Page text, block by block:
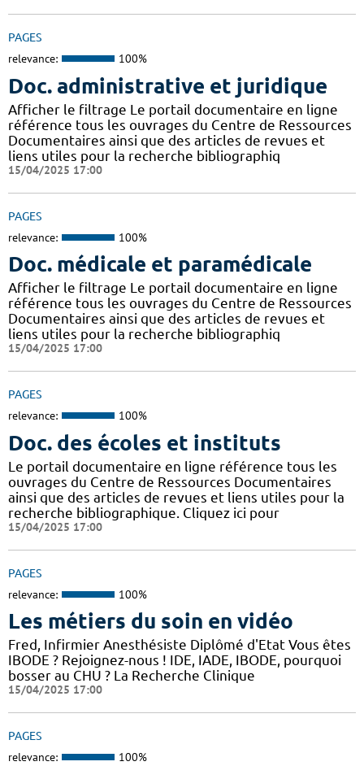
PAGES
relevance: 100%
Doc. administrative et juridique
Afficher le filtrage Le portail documentaire en ligne
référence tous les ouvrages du Centre de Ressources
Documentaires ainsi que des articles de revues et
liens utiles pour la recherche bibliographiq
15/04/2025 17:00
PAGES
relevance: 100%
Doc. médicale et paramédicale
Afficher le filtrage Le portail documentaire en ligne
référence tous les ouvrages du Centre de Ressources
Documentaires ainsi que des articles de revues et
liens utiles pour la recherche bibliographiq
15/04/2025 17:00
PAGES
relevance: 100%
Doc. des écoles et instituts
Le portail documentaire en ligne référence tous les
ouvrages du Centre de Ressources Documentaires
ainsi que des articles de revues et liens utiles pour la
recherche bibliographique. Cliquez ici pour
15/04/2025 17:00
PAGES
relevance: 100%
Les métiers du soin en vidéo
Fred, Infirmier Anesthésiste Diplômé d'Etat Vous êtes
IBODE ? Rejoignez-nous ! IDE, IADE, IBODE, pourquoi
bosser au CHU ? La Recherche Clinique
15/04/2025 17:00
PAGES
relevance: 100%